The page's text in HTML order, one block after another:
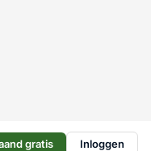
gratis Inloggen